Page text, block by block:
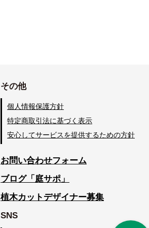
その他
個人情報保護方針
特定商取引法に基づく表示
安心してサービスを提供するための方針
お問い合わせフォーム
ブログ「庭サポ」
植木カットデザイナー募集
SNS